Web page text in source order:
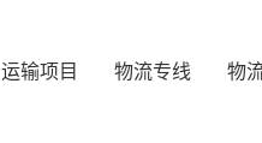
运输项目 物流专线 物